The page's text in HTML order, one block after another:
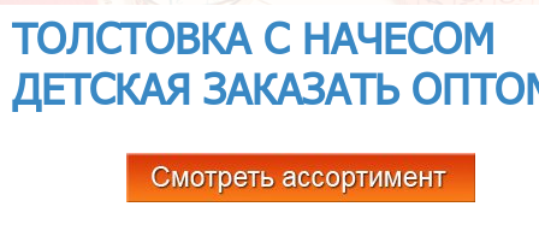
ТОЛСТОВКА С НАЧЕСОМ
ДЕТСКАЯ ЗАКАЗАТЬ